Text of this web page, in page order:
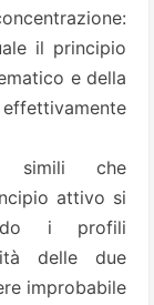
il principio
e della
simili che
attivo si
i profili
delle due
improbabile